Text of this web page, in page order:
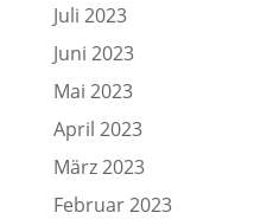
Juli 2023
Juni 2023
Mai 2023
April 2023
März 2023
Februar 2023